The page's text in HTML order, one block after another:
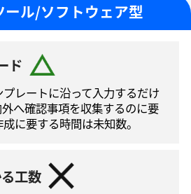
ール/ソフトウェア型
ド
レートに沿って⼊⼒するだけ
へ確認事項を収集するのに要
に要する時間は未知数。
工数